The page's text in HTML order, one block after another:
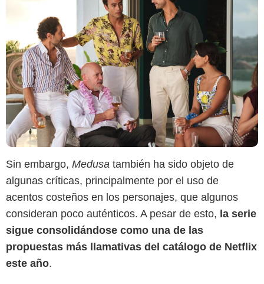
Sin embargo, Medusa también ha sido objeto de
algunas críticas, principalmente por el uso de
acentos costeños en los personajes, que algunos
consideran poco auténticos. A pesar de esto, la serie
sigue consolidándose como una de las
propuestas más llamativas del catálogo de Netflix
este año.